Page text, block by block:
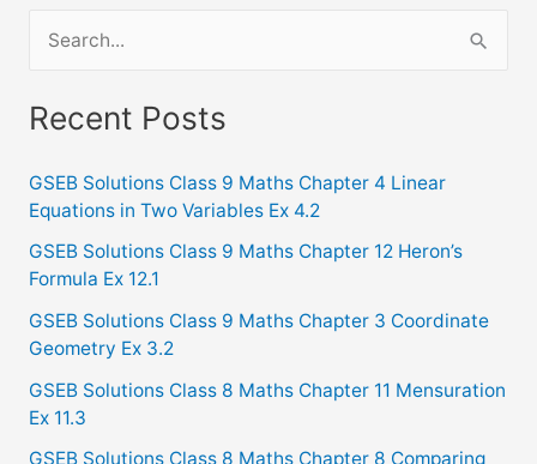
a
c
h
f
o
r
:
Recent Posts
GSEB Solutions Class 9 Maths Chapter 4 Linear
Equations in Two Variables Ex 4.2
GSEB Solutions Class 9 Maths Chapter 12 Heron’s
Formula Ex 12.1
GSEB Solutions Class 9 Maths Chapter 3 Coordinate
Geometry Ex 3.2
GSEB Solutions Class 8 Maths Chapter 11 Mensuration
Ex 11.3
GSEB Solutions Class 8 Maths Chapter 8 Comparing